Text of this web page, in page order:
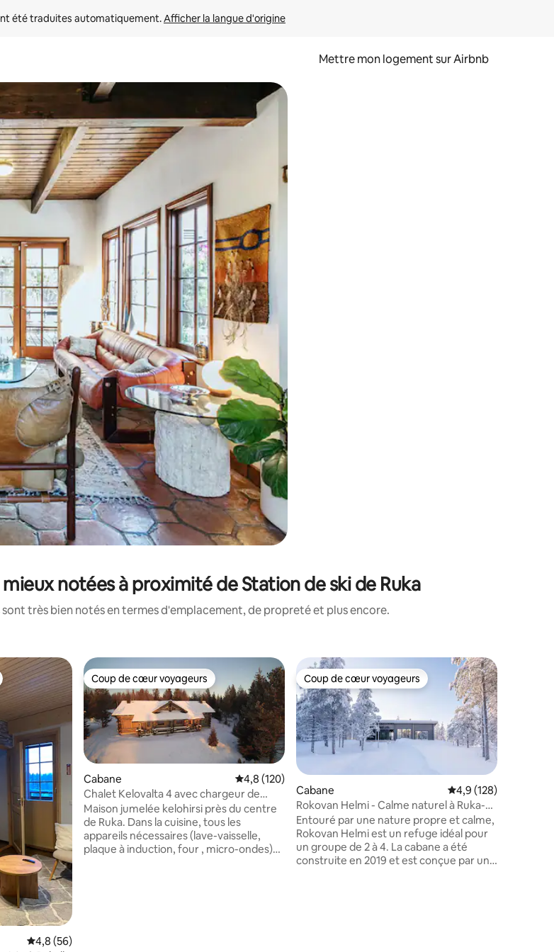
été traduites automatiquement. Afficher la langue d'origine
Mettre mon logement sur Airbnb
le bas pour les parcourir ou en appuyant et en faisant glisser.
notées à proximité de Station de ski de Ruka
très bien notés en termes d'emplacement, de propreté et plus encore.
: 4,92 sur 5
Évaluation moyenne sur la base de 56 commentaires : 4,8 sur 5
4,8 (56)
Coup de cœur voyageurs
Coup de cœur voyageurs
Cabane Évaluation moyenne sur la base de 120 commentaires : 4,8 sur 5
4,8 (120)
Chalet Kelovalta 4 avec chargeur de
voiture 11 kW
Maison jumelée kelohirsi près du centre
de Ruka. Dans la cuisine, tous les
appareils nécessaires (lave-vaisselle,
plaque à induction, four , micro-ondes)
Coup de cœur voyageurs
Coup de cœur voyageurs
Cabane Évaluation moyenne
4,9 (128)
Rokovan Helmi - Calme naturel à Ruka-
Kuusamo
Entouré par une nature propre et calme,
Rokovan Helmi est un refuge idéal pour
un groupe de 2 à 4. La cabane a été
construite en 2019 et est conçue par une